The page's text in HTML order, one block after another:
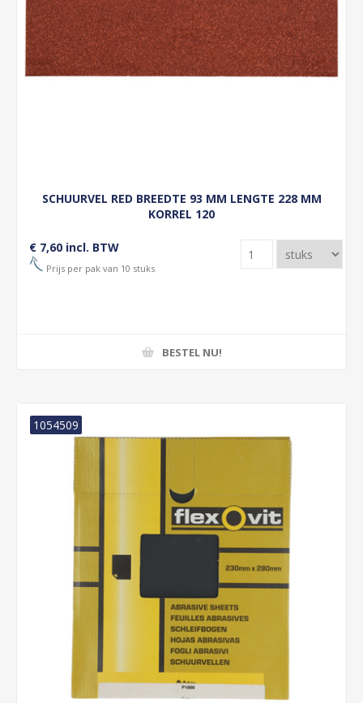
SCHUURVEL RED BREEDTE 93 MM LENGTE 228 MM
KORREL 120
€ 7,60 incl. BTW
Prijs per pak van 10 stuks
BESTEL NU!
1054509